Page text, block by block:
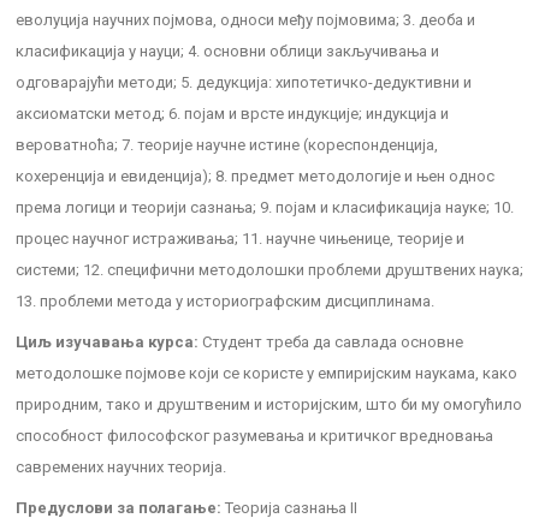
еволуција научних појмова, односи међу појмовима; 3. деоба и
класификација у науци; 4. основни облици закључивања и
одговарајући методи; 5. дедукција: хипотетичко-дедуктивни и
аксиоматски метод; 6. појам и врсте индукције; индукција и
вероватноћа; 7. теорије научне истине (кореспонденција,
кохеренција и евиденција); 8. предмет методологије и њен однос
према логици и теорији сазнања; 9. појам и класификација науке; 10.
процес научног истраживања; 11. научне чињенице, теорије и
системи; 12. специфични методолошки проблеми друштвених наука;
13. проблеми метода у историографским дисциплинама.
Циљ изучавања курса: Студент треба да савлада основне
методолошке појмове који се користе у емпиријским наукама, како
природним, тако и друштвеним и историјским, што би му омогућило
способност философског разумевања и критичког вредновања
савремених научних теорија.
Предуслови за полагање: Теорија сазнања II